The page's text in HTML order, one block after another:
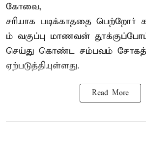
கோவை,
சரியாக படிக்காததை பெற்றோர்
ம் வகுப்பு மாணவன்
செய்து கொண்ட சம்பவம்
ஏற்படுத்தியுள்ளது.
Read More